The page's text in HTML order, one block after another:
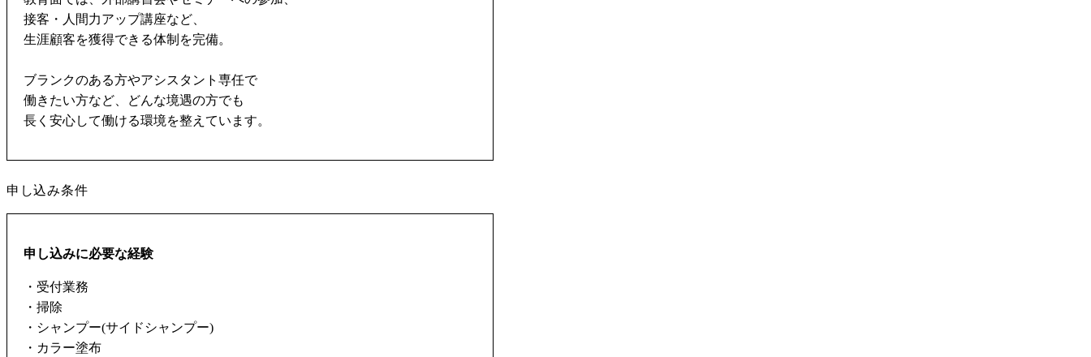
接客・人間力アップ講座など、
生涯顧客を獲得できる体制を完備。
ブランクのある方やアシスタント専任で
働きたい方など、どんな境遇の方でも
長く安心して働ける環境を整えています。
申し込み条件
申し込みに必要な経験
・受付業務
・掃除
・シャンプー(サイドシャンプー)
・カラー塗布